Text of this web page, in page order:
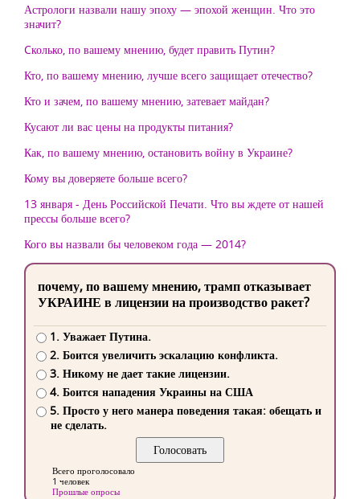
Астрологи назвали нашу эпоху — эпохой женщин. Что это
значит?
Cколько, по вашему мнению, будет править Путин?
Кто, по вашему мнению, лучше всего защищает отечество?
Кто и зачем, по вашему мнению, затевает майдан?
Кусают ли вас цены на продукты питания?
Как, по вашему мнению, остановить войну в Украине?
Кому вы доверяете больше всего?
13 января - День Российской Печати. Что вы ждете от нашей
прессы больше всего?
Кого вы назвали бы человеком года — 2014?
почему, по вашему мнению, трамп отказывает
УКРАИНЕ в лицензии на производство ракет?
1. Уважает Путина.
2. Боится увеличить эскалацию конфликта.
3. Никому не дает такие лицензии.
4. Боится нападения Украины на США
5. Просто у него манера поведения такая: обещать и
не сделать.
Всего проголосовало
1 человек
Прошлые опросы